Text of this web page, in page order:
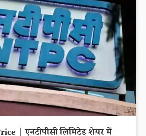
| एनटीपीसी लिमिटेड शेयर में